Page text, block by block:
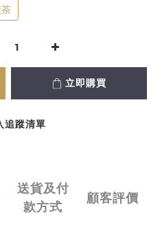
立即購買
追蹤清單
送貨及付
款方式
顧客評價